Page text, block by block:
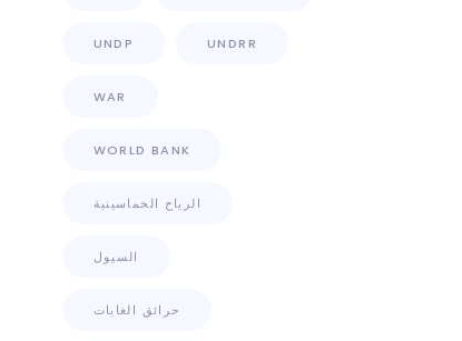
UNDP UNDRR
WAR
WORLD BANK
الرياح الخماسينية
السيول
حرائق الغابات